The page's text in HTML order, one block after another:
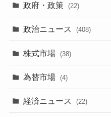
政府・政策 (22)
政治ニュース (408)
株式市場 (38)
為替市場 (4)
経済ニュース (22)